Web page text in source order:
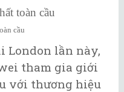
cầu
London lần này,
tham gia giới
với thương hiệu